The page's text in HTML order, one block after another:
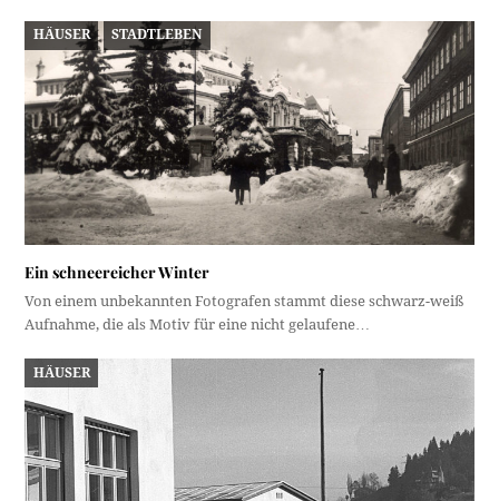
HÄUSER STADTLEBEN
Ein schneereicher Winter
Von einem unbekannten Fotografen stammt diese schwarz-weiß
Aufnahme, die als Motiv für eine nicht gelaufene…
HÄUSER